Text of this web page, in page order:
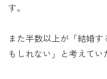
す。
また半数以上が「結婚
もしれない」と考えてい